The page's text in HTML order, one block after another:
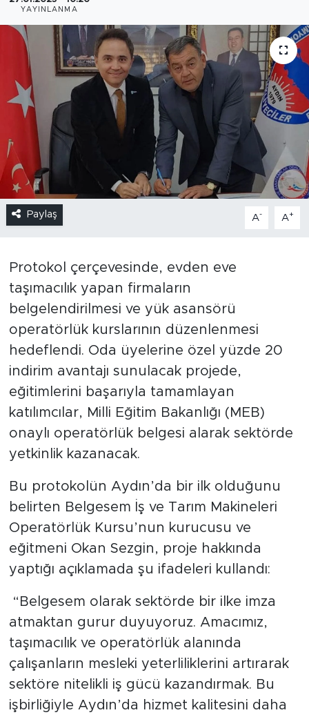
YAYINLANMA
Paylaş A- A+
Protokol çerçevesinde, evden eve
taşımacılık yapan firmaların
belgelendirilmesi ve yük asansörü
operatörlük kurslarının düzenlenmesi
hedeflendi. Oda üyelerine özel yüzde 20
indirim avantajı sunulacak projede,
eğitimlerini başarıyla tamamlayan
katılımcılar, Milli Eğitim Bakanlığı (MEB)
onaylı operatörlük belgesi alarak sektörde
yetkinlik kazanacak.
Bu protokolün Aydın’da bir ilk olduğunu
belirten Belgesem İş ve Tarım Makineleri
Operatörlük Kursu’nun kurucusu ve
eğitmeni Okan Sezgin, proje hakkında
yaptığı açıklamada şu ifadeleri kullandı:
“Belgesem olarak sektörde bir ilke imza
atmaktan gurur duyuyoruz. Amacımız,
taşımacılık ve operatörlük alanında
çalışanların mesleki yeterliliklerini artırarak
sektöre nitelikli iş gücü kazandırmak. Bu
işbirliğiyle Aydın’da hizmet kalitesini daha